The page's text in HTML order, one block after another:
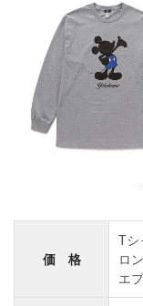
価 格
Tシ
ロ
エ